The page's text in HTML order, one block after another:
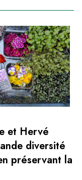
et Hervé
diversité
préservant la